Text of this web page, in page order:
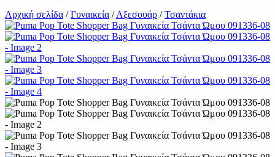
Αρχική σελίδα / Γυναικεία /Αξεσουάρ / Τσαντάκια